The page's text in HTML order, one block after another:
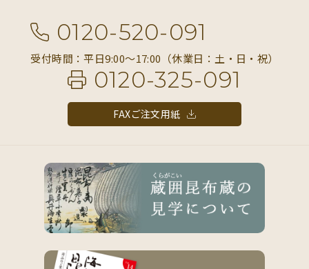
0120-520-091
受付時間：平日9:00〜17:00（休業日：土・日・祝）
0120-325-091
FAXご注文用紙